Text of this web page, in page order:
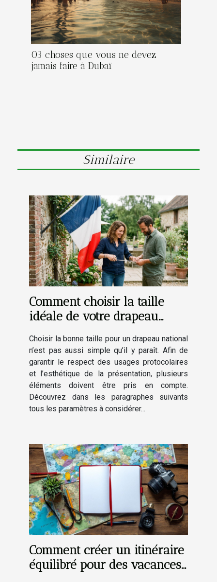
03 choses que vous ne devez
jamais faire à Dubaï
Similaire
Comment choisir la taille
idéale de votre drapeau
Choisir la bonne taille pour un drapeau national
n’est pas aussi simple qu’il y paraît. Afin de
garantir le respect des usages protocolaires
et l’esthétique de la présentation, plusieurs
éléments doivent être pris en compte.
Découvrez dans les paragraphes suivants
tous les paramètres à considérer...
Comment créer un itinéraire
équilibré pour des vacances